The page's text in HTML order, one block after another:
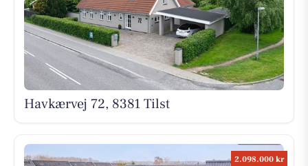
Havkærvej 72, 8381 Tilst
2.098.000 kr